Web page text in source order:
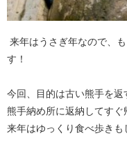
来年はうさぎ年なので、
す！
今回、目的は古い熊手を返
熊手納め所に返納してすぐ
来年はゆっくり食べ歩きも